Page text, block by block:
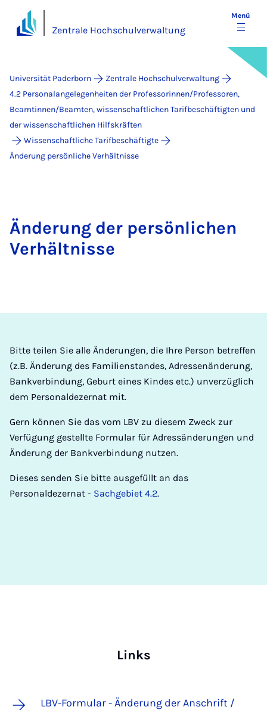
Zentrale Hochschulverwaltung
Menü
Universität Paderborn
Zentrale Hochschulverwaltung
4.2 Personalangelegenheiten der Professorinnen/Professoren,
Beamtinnen/Beamten, wissenschaftlichen Tarifbeschäftigten und
der wissenschaftlichen Hilfskräften
Wissenschaftliche Tarifbeschäftigte
Änderung persönliche Verhältnisse
Änderung der persönlichen
Verhältnisse
Bitte teilen Sie alle Änderungen, die Ihre Person betreffen
(z.B. Änderung des Familienstandes, Adressenänderung,
Bankverbindung, Geburt eines Kindes etc.) unverzüglich
dem Personaldezernat mit.
Gern können Sie das vom LBV zu diesem Zweck zur
Verfügung gestellte Formular für Adressänderungen und
Änderung der Bankverbindung nutzen.
Dieses senden Sie bitte ausgefüllt an das
Personaldezernat - Sachgebiet 4.2.
Links
LBV-Formular - Änderung der Anschrift /